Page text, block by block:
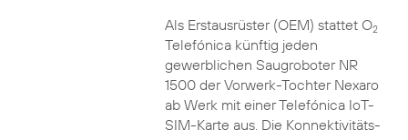
Als Erstausrüster (OEM) stattet O2
Telefónica künftig jeden
gewerblichen Saugroboter NR
1500 der Vorwerk-Tochter Nexaro
ab Werk mit einer Telefónica IoT-
SIM-Karte aus. Die Konnektivitäts-